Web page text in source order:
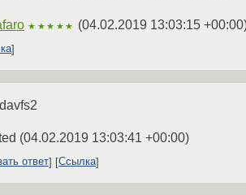
★★★★★ (04.02.2019 13:03:15 +00:00
(04.02.2019 13:03:41 +00:00)
ответ Ссылка